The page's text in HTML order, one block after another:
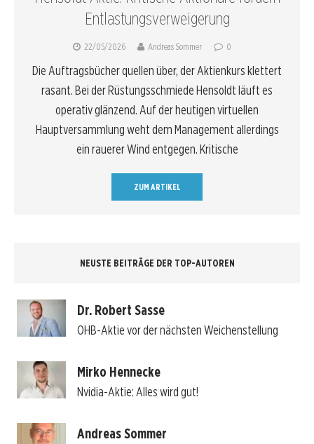
Entlastungsverweigerung
22/05/2026 Andreas Sommer 0
Die Auftragsbücher quellen über, der Aktienkurs klettert
rasant. Bei der Rüstungsschmiede Hensoldt läuft es
operativ glänzend. Auf der heutigen virtuellen
Hauptversammlung weht dem Management allerdings
ein rauerer Wind entgegen. Kritische
ZUM ARTIKEL
NEUSTE BEITRÄGE DER TOP-AUTOREN
Dr. Robert Sasse
OHB-Aktie vor der nächsten Weichenstellung
Mirko Hennecke
Nvidia-Aktie: Alles wird gut!
Andreas Sommer